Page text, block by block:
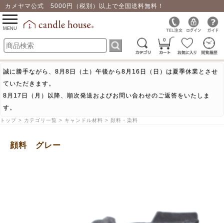
カメヤマ公式 5000円（税別）以上で全国送料無料！
0
toggle
navigation
MENU
誠に勝手ながら、8月8日（土）午後から8月16日（日）は夏季休業とさせ
ていただきます。
8月17日（月）以降、順次発送およびお問い合わせのご返答をいたしま
す。
トップ > カテゴリ一覧 > キャンドル材料 > 顔料・染料
顔料 グレー